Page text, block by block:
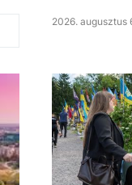
2026. augusztus